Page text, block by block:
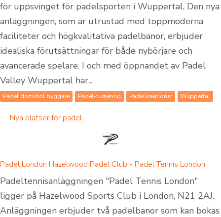
för uppsvinget för padelsporten i Wuppertal. Den nya
anläggningen, som är utrustad med toppmoderna
faciliteter och högkvalitativa padelbanor, erbjuder
idealiska förutsättningar för både nybörjare och
avancerade spelare. I och med öppnandet av Padel
Valley Wuppertal har...
Padel domstol byggare Padel-turnering Padelkreationer Wuppertal
Nya platser för padel
Padel London Hazelwood Padel Club - Padel Tennis London
Padeltennisanläggningen "Padel Tennis London"
ligger på Hazelwood Sports Club i London, N21 2AJ.
Anläggningen erbjuder två padelbanor som kan bokas